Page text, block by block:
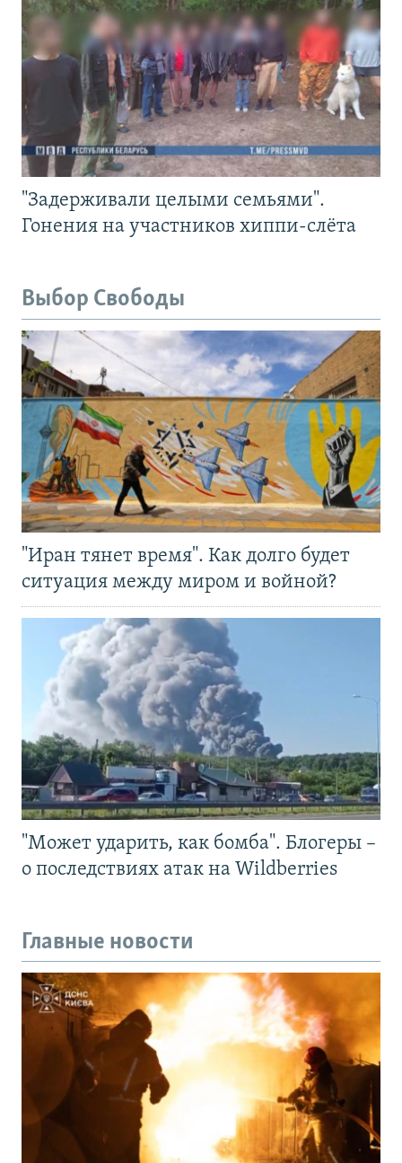
"Задерживали целыми семьями".
Гонения на участников хиппи-слёта
Выбор Свободы
"Иран тянет время". Как долго будет
ситуация между миром и войной?
"Может ударить, как бомба". Блогеры –
о последствиях атак на Wildberries
Главные новости